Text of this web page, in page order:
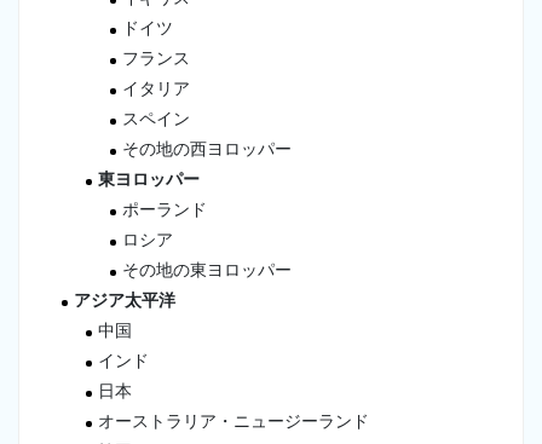
ドイツ
フランス
イタリア
スペイン
その地の西ヨロッパー
東ヨロッパー
ポーランド
ロシア
その地の東ヨロッパー
アジア太平洋
中国
インド
日本
オーストラリア・ニュージーランド